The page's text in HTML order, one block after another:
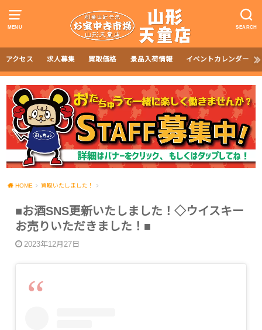
MENU SEARCH
アクセス 求人募集 買取価格 景品入荷情報 イベントカレンダー
HOME 買取いたしました！
■お酒SNS更新いたしました！◇ウイスキー
お売りいただきました！■
2023年12月27日